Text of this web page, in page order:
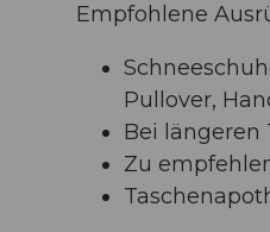
Empfohlene
Pullover,
Bei längeren
Zu